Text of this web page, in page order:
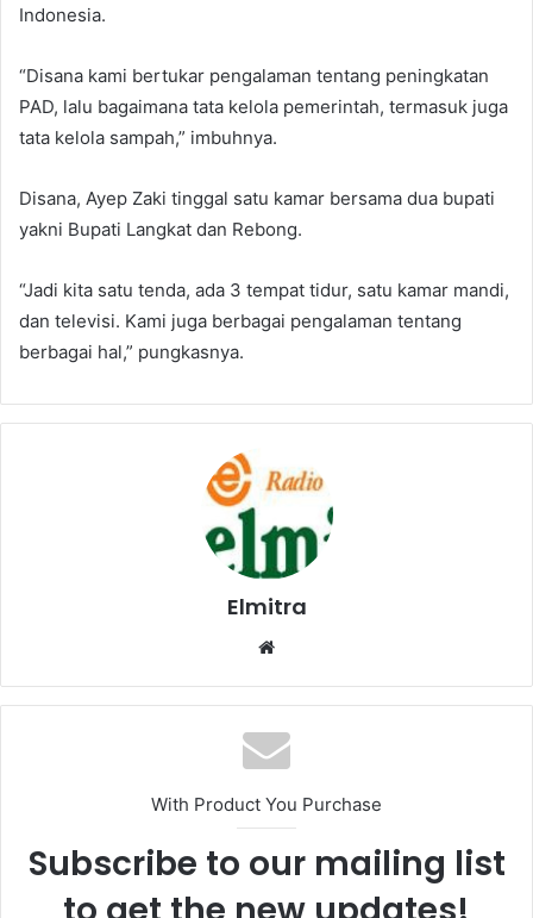
Indonesia.
“Disana kami bertukar pengalaman tentang peningkatan
PAD, lalu bagaimana tata kelola pemerintah, termasuk juga
tata kelola sampah,” imbuhnya.
Disana, Ayep Zaki tinggal satu kamar bersama dua bupati
yakni Bupati Langkat dan Rebong.
“Jadi kita satu tenda, ada 3 tempat tidur, satu kamar mandi,
dan televisi. Kami juga berbagai pengalaman tentang
berbagai hal,” pungkasnya.
Elmitra
Website
With Product You Purchase
Subscribe to our mailing list